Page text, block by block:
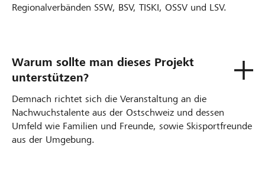
Regionalverbänden SSW, BSV, TISKI, OSSV und LSV.
Warum sollte man dieses Projekt
unterstützen?
Demnach richtet sich die Veranstaltung an die
Nachwuchstalente aus der Ostschweiz und dessen
Umfeld wie Familien und Freunde, sowie Skisportfreunde
aus der Umgebung.